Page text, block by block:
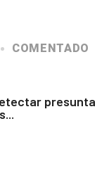
COMENTADO
presunta